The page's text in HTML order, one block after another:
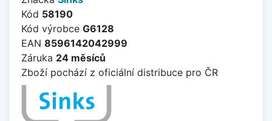
Kód 58190
Kód výrobce G6128
EAN 8596142042999
Záruka 24 měsíců
Zboží pochází z oficiální distribuce pro ČR